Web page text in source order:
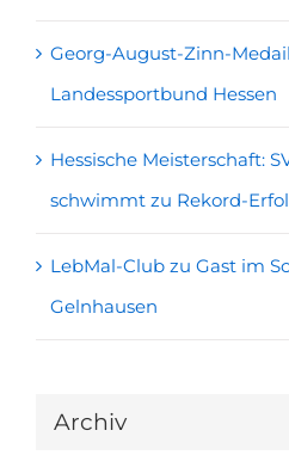
Georg-August-Zinn-
Landessportbund Hessen
Hessische Meisterschaft:
schwimmt zu Rekord-
LebMal-Club zu Gast im
Gelnhausen
Archiv